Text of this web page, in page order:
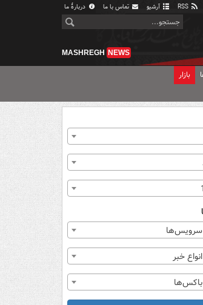
آرشیو تماس با ما دربارهٔ ما
MASHREGH NEWS
بازار
خبر